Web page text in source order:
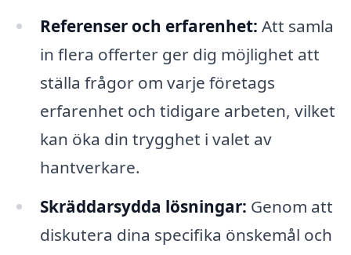
Referenser och erfarenhet: Att samla
in flera offerter ger dig möjlighet att
ställa frågor om varje företags
erfarenhet och tidigare arbeten, vilket
kan öka din trygghet i valet av
hantverkare.
Skräddarsydda lösningar: Genom att
diskutera dina specifika önskemål och